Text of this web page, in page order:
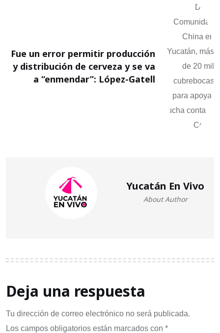
Fue un error permitir producción
y distribución de cerveza y se va
a “enmendar”: López-Gatell
Yucatán En Vivo
About Author
Deja una respuesta
Tu dirección de correo electrónico no será publicada.
Los campos obligatorios están marcados con *